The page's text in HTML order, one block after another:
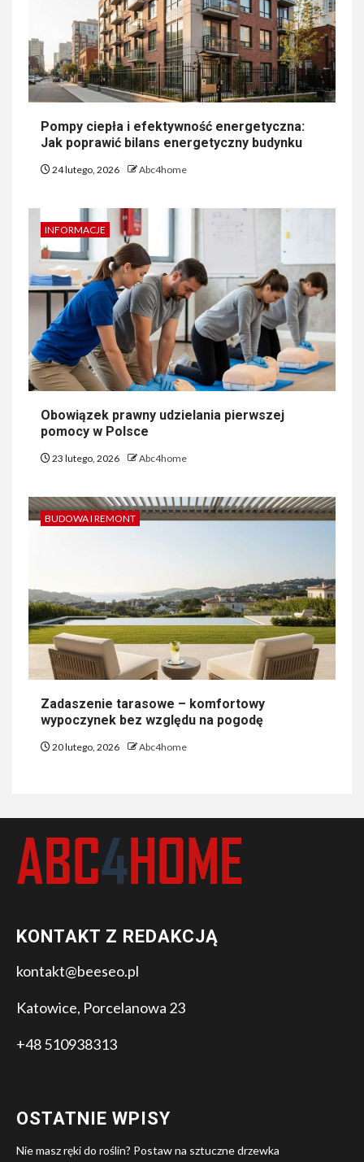
Pompy ciepła i efektywność energetyczna:
Jak poprawić bilans energetyczny budynku
24 lutego, 2026 Abc4home
INFORMACJE
Obowiązek prawny udzielania pierwszej
pomocy w Polsce
23 lutego, 2026 Abc4home
BUDOWA I REMONT
Zadaszenie tarasowe – komfortowy
wypoczynek bez względu na pogodę
20 lutego, 2026 Abc4home
KONTAKT Z REDAKCJĄ
kontakt@beeseo.pl
Katowice, Porcelanowa 23
+48 510938313
OSTATNIE WPISY
Nie masz ręki do roślin? Postaw na sztuczne drzewka